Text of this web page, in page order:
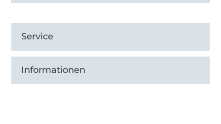
Service
Informationen